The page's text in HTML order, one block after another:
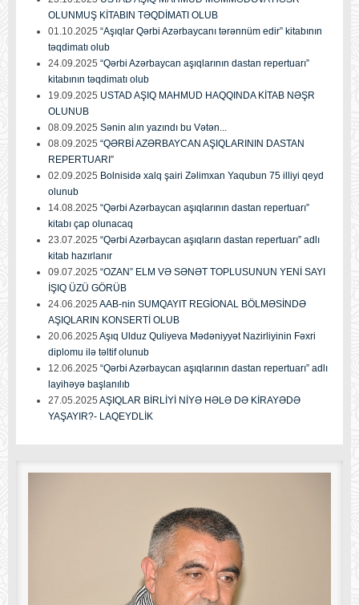
OLUNMUŞ KİTABIN TƏQDİMATI OLUB
01.10.2025 “Aşıqlar Qərbi Azərbaycanı tərənnüm edir” kitabının
təqdimatı olub
24.09.2025 “Qərbi Azərbaycan aşıqlarının dastan repertuarı”
kitabının təqdimatı olub
19.09.2025 USTAD AŞIQ MAHMUD HAQQINDA KİTAB NƏŞR
OLUNUB
08.09.2025 Sənin alın yazındı bu Vətən...
08.09.2025 “QƏRBİ AZƏRBAYCAN AŞIQLARININ DASTAN
REPERTUARI”
02.09.2025 Bolnisidə xalq şairi Zəlimxan Yaqubun 75 illiyi qeyd
olunub
14.08.2025 “Qərbi Azərbaycan aşıqlarının dastan repertuarı”
kitabı çap olunacaq
23.07.2025 “Qərbi Azərbaycan aşıqların dastan repertuarı” adlı
kitab hazırlanır
09.07.2025 “OZAN” ELM VƏ SƏNƏT TOPLUSUNUN YENİ SAYI
İŞIQ ÜZÜ GÖRÜB
24.06.2025 AAB-nin SUMQAYIT REGİONAL BÖLMƏSİNDƏ
AŞIQLARIN KONSERTİ OLUB
20.06.2025 Aşıq Ulduz Quliyeva Mədəniyyət Nazirliyinin Fəxri
diplomu ilə təltif olunub
12.06.2025 “Qərbi Azərbaycan aşıqlarının dastan repertuarı” adlı
layihəyə başlanılıb
27.05.2025 AŞIQLAR BİRLİYİ NİYƏ HƏLƏ DƏ KİRAYƏDƏ
YAŞAYIR?- LAQEYDLİK